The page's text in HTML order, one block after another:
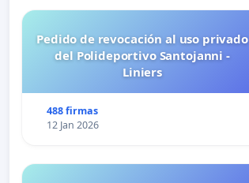
Pedido de revocación al uso privado
del Polideportivo Santojanni -
Liniers
488 firmas
12 Jan 2026